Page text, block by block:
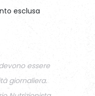
esclusa
essere
giornaliera.